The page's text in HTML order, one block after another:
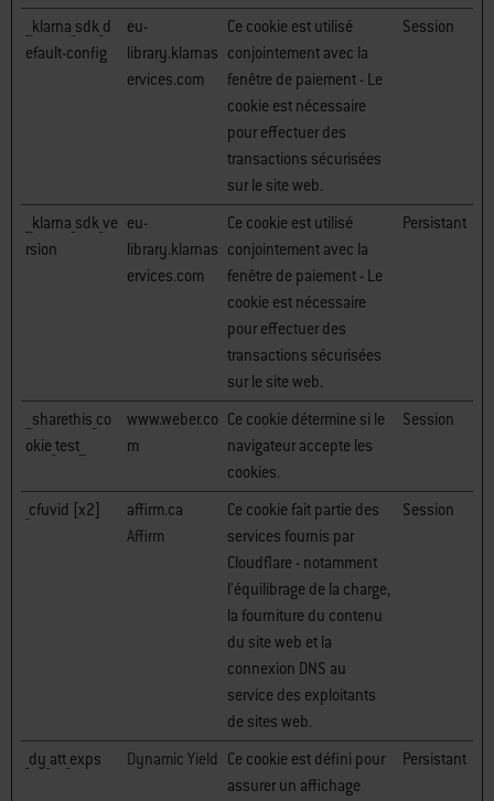
__klarna_sdk_d
efault-config
eu-
library.klarnas
ervices.com
Ce cookie est utilisé
conjointement avec la
fenêtre de paiement - Le
cookie est nécessaire
pour effectuer des
transactions sécurisées
sur le site web.
Session
__klarna_sdk_ve
rsion
eu-
library.klarnas
ervices.com
Ce cookie est utilisé
conjointement avec la
fenêtre de paiement - Le
cookie est nécessaire
pour effectuer des
transactions sécurisées
sur le site web.
Persistant
__sharethis_co
okie_test__
www.weber.co
m
Ce cookie détermine si le
navigateur accepte les
cookies.
Session
_cfuvid [x2]
affirm.ca
Affirm
Ce cookie fait partie des
services fournis par
Cloudflare - notamment
l’équilibrage de la charge,
la fourniture du contenu
du site web et la
connexion DNS au
service des exploitants
de sites web.
Session
_dy_att_exps Dynamic Yield
Ce cookie est défini pour
assurer un affichage
Persistant